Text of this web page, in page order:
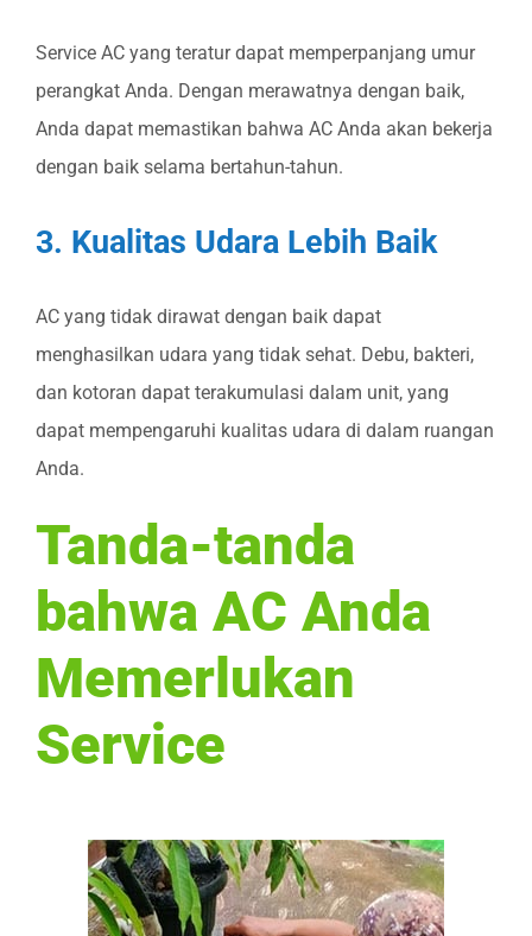
Service AC yang teratur dapat memperpanjang umur
perangkat Anda. Dengan merawatnya dengan baik,
Anda dapat memastikan bahwa AC Anda akan bekerja
dengan baik selama bertahun-tahun.
3. Kualitas Udara Lebih Baik
AC yang tidak dirawat dengan baik dapat
menghasilkan udara yang tidak sehat. Debu, bakteri,
dan kotoran dapat terakumulasi dalam unit, yang
dapat mempengaruhi kualitas udara di dalam ruangan
Anda.
Tanda-tanda
bahwa AC Anda
Memerlukan
Service